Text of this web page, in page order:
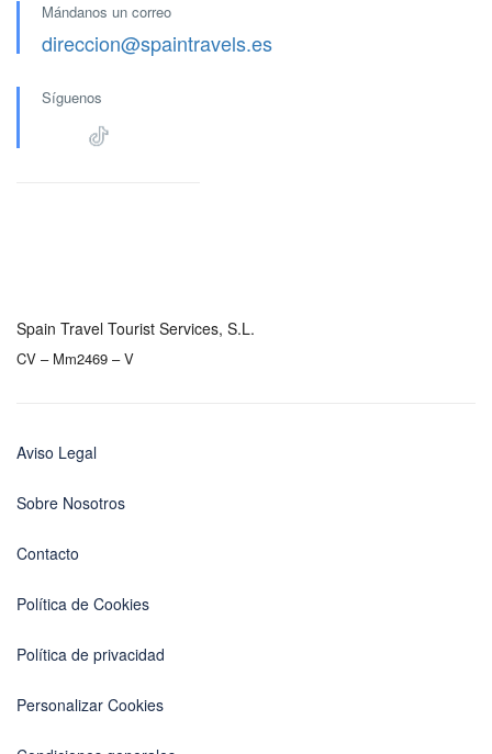
Mándanos un correo
direccion@spaintravels.es
Síguenos
Spain Travel Tourist Services, S.L.
CV – Mm2469 – V
Aviso Legal
Sobre Nosotros
Contacto
Política de Cookies
Política de privacidad
Personalizar Cookies